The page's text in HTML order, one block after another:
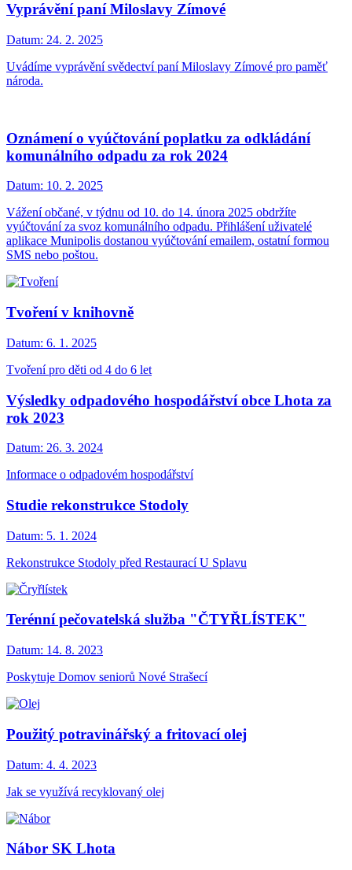
Vyprávění paní Miloslavy Zímové
Datum: 24. 2. 2025
Uvádíme vyprávění svědectví paní Miloslavy Zímové pro paměť
národa.
Oznámení o vyúčtování poplatku za odkládání
komunálního odpadu za rok 2024
Datum: 10. 2. 2025
Vážení občané, v týdnu od 10. do 14. února 2025 obdržíte
vyúčtování za svoz komunálního odpadu. Přihlášení uživatelé
aplikace Munipolis dostanou vyúčtování emailem, ostatní formou
SMS nebo poštou.
Tvoření v knihovně
Datum: 6. 1. 2025
Tvoření pro děti od 4 do 6 let
Výsledky odpadového hospodářství obce Lhota za
rok 2023
Datum: 26. 3. 2024
Informace o odpadovém hospodářství
Studie rekonstrukce Stodoly
Datum: 5. 1. 2024
Rekonstrukce Stodoly před Restaurací U Splavu
Terénní pečovatelská služba "ČTYŘLÍSTEK"
Datum: 14. 8. 2023
Poskytuje Domov seniorů Nové Strašecí
Použitý potravinářský a fritovací olej
Datum: 4. 4. 2023
Jak se využívá recyklovaný olej
Nábor SK Lhota